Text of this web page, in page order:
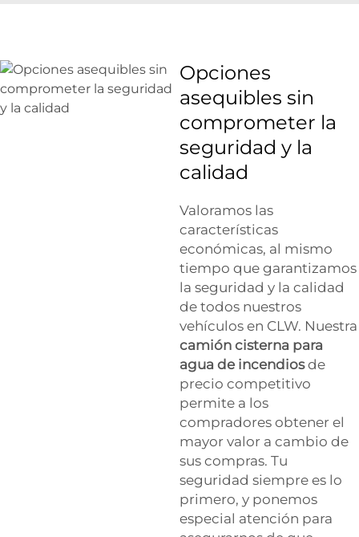
Opciones
asequibles sin
comprometer la
seguridad y la
calidad
Valoramos las
características
económicas, al mismo
tiempo que garantizamos
la seguridad y la calidad
de todos nuestros
vehículos en CLW. Nuestra
camión cisterna para
agua de incendiosde
precio competitivo
permite a los
compradores obtener el
mayor valor a cambio de
sus compras. Tu
seguridad siempre es lo
primero, y ponemos
especial atención para